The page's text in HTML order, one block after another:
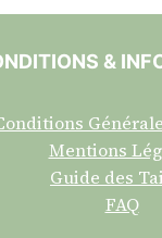
&
Mentions
Guide des
FAQ